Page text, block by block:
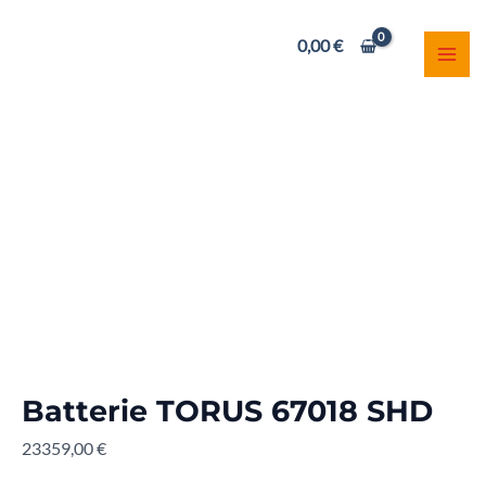
0,00€
Batterie TORUS 67018 SHD
23359,00€